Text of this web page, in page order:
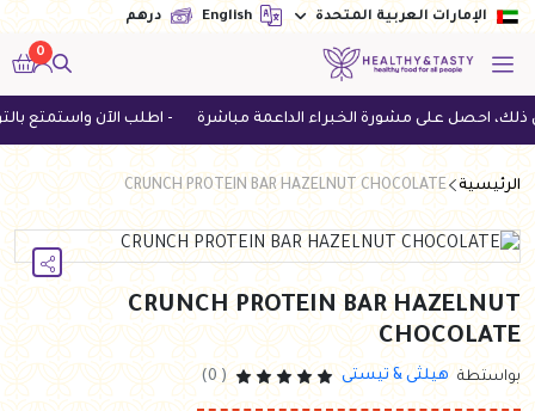
الإمارات العربية المتحدة English درهم
0
احصل على مشورة الخبراء الداعمة مباشرة - اطلب الآن واستمتع بالتوصيل المجاني
الرئيسية CRUNCH PROTEIN BAR HAZELNUT CHOCOLATE
CRUNCH PROTEIN BAR HAZELNUT
CHOCOLATE
بواستطة هيلثى & تيستى ( 0)